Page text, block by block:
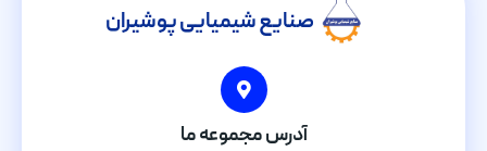
صنایع شیمیایی پوشیران
آدرس مجموعه ما